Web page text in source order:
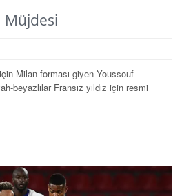
Müjdesi
Milan forması giyen Youssouf
beyazlılar Fransız yıldız için resmi